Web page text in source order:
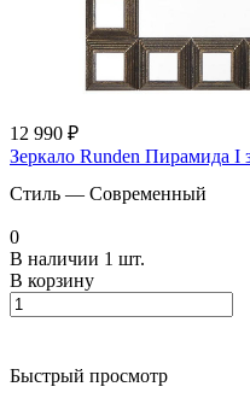
12 990 ₽
Зеркало Runden Пирамида I
Стиль — Современный
0
В наличии 1 шт.
В корзину
Быстрый просмотр